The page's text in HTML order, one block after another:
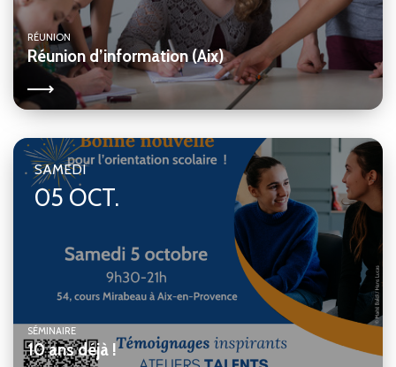
RÉUNION
Réunion d’information (Aix)
SAMEDI
05 OCT.
SÉMINAIRE
10 ans déjà !